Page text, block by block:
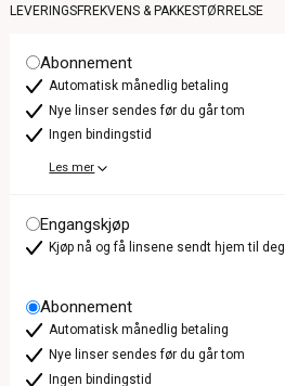
LEVERINGSFREKVENS & PAKKESTØRRELSE
Abonnement
Automatisk månedlig betaling
Nye linser sendes før du går tom
Ingen bindingstid
Les mer
Engangskjøp
Kjøp nå og få linsene sendt hjem til deg
Abonnement
Automatisk månedlig betaling
Nye linser sendes før du går tom
Ingen bindingstid